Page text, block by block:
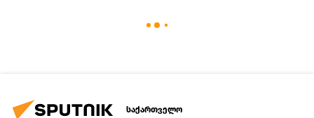
საქართველო